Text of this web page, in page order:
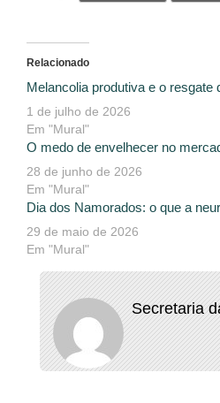
Relacionado
Melancolia produtiva e o resgate
1 de julho de 2026
Em "Mural"
O medo de envelhecer no
28 de junho de 2026
Em "Mural"
Dia dos Namorados: o que a
29 de maio de 2026
Em "Mural"
Secretaria